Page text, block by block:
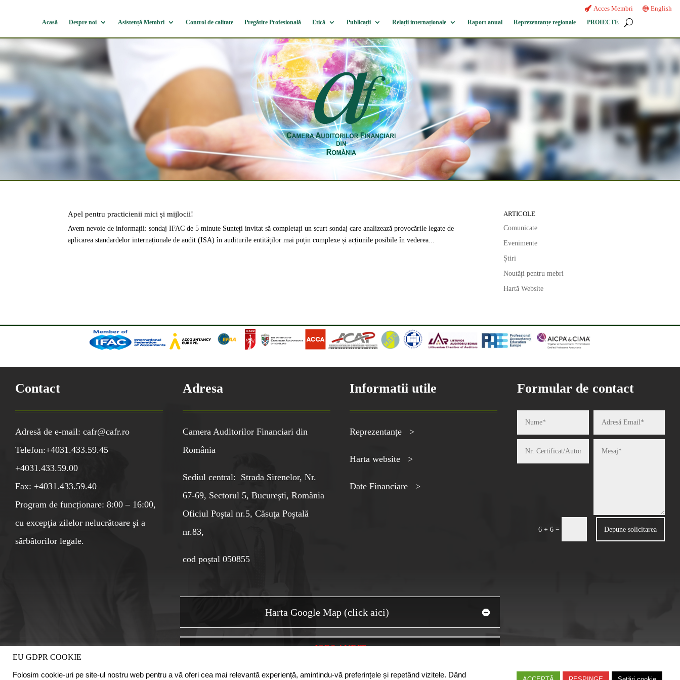
Acces Membri English
Acasă Despre noi Asistență Membri Control de calitate Pregătire Profesională Etică Publicații Relații internaționale Raport anual Reprezentanțe regionale PROIECTE
Apel pentru practicienii mici și mijlocii!
Avem nevoie de informații: sondaj IFAC de 5 minute Sunteți invitat să completați un scurt sondaj care analizează provocările legate de
aplicarea standardelor internaționale de audit (ISA) în auditurile entităților mai puțin complexe și acțiunile posibile în vederea...
ARTICOLE
Comunicate
Evenimente
Știri
Noutăți pentru mebri
Hartă Website
Contact
Adresă de e-mail: cafr@cafr.ro
Telefon:+4031.433.59.45
+4031.433.59.00
Fax: +4031.433.59.40
Program de funcționare: 8:00 – 16:00,
cu excepţia zilelor nelucrătoare şi a
sărbătorilor legale.
Adresa
Camera Auditorilor Financiari din
România
Sediul central: Strada Sirenelor, Nr.
67-69, Sectorul 5, Bucureşti, România
Oficiul Poştal nr.5, Căsuţa Poştală
nr.83,
cod poştal 050855
Informatii utile
Reprezentanțe >
Harta website >
Date Financiare >
Formular de contact
6 + 6= Depune solicitarea
Harta Google Map (click aici)
JOBS AUDIT
EU GDPR COOKIE
Folosim cookie-uri pe site-ul nostru web pentru a vă oferi cea mai relevantă experiență, amintindu-vă preferințele și repetând vizitele. Dând